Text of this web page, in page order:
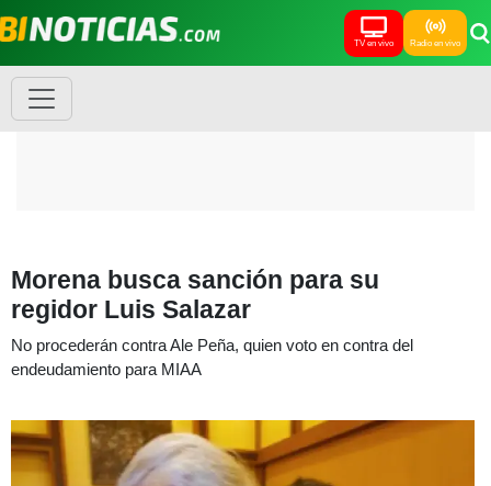
TV en vivo Radio en vivo
Morena busca sanción para su
regidor Luis Salazar
No procederán contra Ale Peña, quien voto en contra del
endeudamiento para MIAA